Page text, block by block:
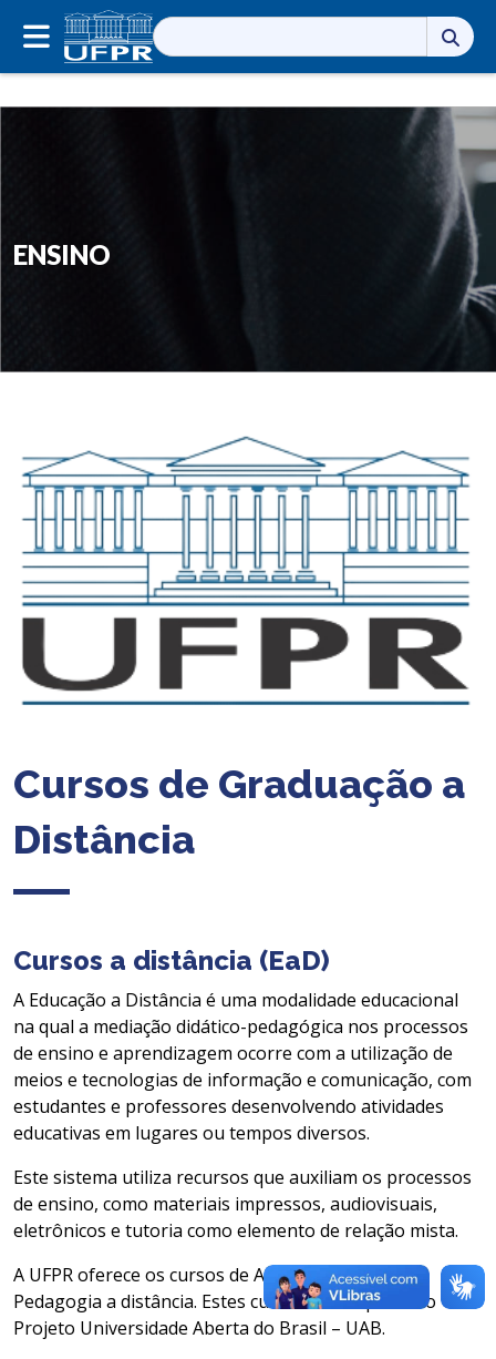
Pesquisar
por:
ENSINO
Cursos de Graduação a
Distância
Cursos a distância (EaD)
A Educação a Distância é uma modalidade educacional
na qual a mediação didático-pedagógica nos processos
de ensino e aprendizagem ocorre com a utilização de
meios e tecnologias de informação e comunicação, com
estudantes e professores desenvolvendo atividades
educativas em lugares ou tempos diversos.
Este sistema utiliza recursos que auxiliam os processos
de ensino, como materiais impressos, audiovisuais,
eletrônicos e tutoria como elemento de relação mista.
A UFPR oferece os cursos de Administração e de
Pedagogia a distância. Estes cursos fazem parte do
Projeto Universidade Aberta do Brasil – UAB.